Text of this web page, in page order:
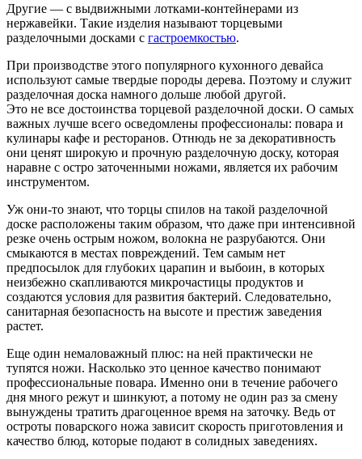
Другие — с выдвижными лотками-контейнерами из
нержавейки. Такие изделия называют торцевыми
разделочными досками с гастроемкостью.
При производстве этого популярного кухонного девайса
используют самые твердые породы дерева. Поэтому и служит
разделочная доска намного дольше любой другой.
Это не все достоинства торцевой разделочной доски. О самых
важных лучше всего осведомлены профессионалы: повара и
кулинары кафе и ресторанов. Отнюдь не за декоративность
они ценят широкую и прочную разделочную доску, которая
наравне с остро заточенными ножами, является их рабочим
инструментом.
Уж они-то знают, что торцы спилов на такой разделочной
доске расположены таким образом, что даже при интенсивной
резке очень острым ножом, волокна не разрубаются. Они
смыкаются в местах повреждений. Тем самым нет
предпосылок для глубоких царапин и выбоин, в которых
неизбежно скапливаются микрочастицы продуктов и
создаются условия для развития бактерий. Следовательно,
санитарная безопасность на высоте и престиж заведения
растет.
Еще один немаловажный плюс: на ней практически не
тупятся ножи. Насколько это ценное качество понимают
профессиональные повара. Именно они в течение рабочего
дня много режут и шинкуют, а потому не один раз за смену
вынуждены тратить драгоценное время на заточку. Ведь от
остроты поварского ножа зависит скорость приготовления и
качество блюд, которые подают в солидных заведениях.